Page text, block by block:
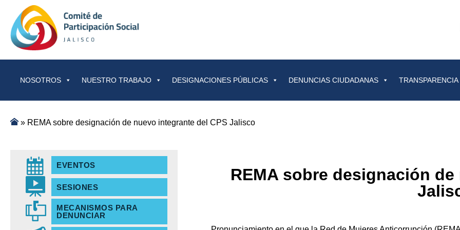
NOSOTROS NUESTRO TRABAJO DESIGNACIONES PÚBLICAS DENUNCIAS CIUDADANAS TRANSPARENCIA
» REMA sobre designación de nuevo integrante del CPS Jalisco
REMA sobre designación
EVENTOS
SESIONES
MECANISMOS PARA
DENUNCIAR